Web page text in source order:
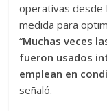
operativas desde
medida para
“Muchas veces
fueron usados
emplean en
señaló.